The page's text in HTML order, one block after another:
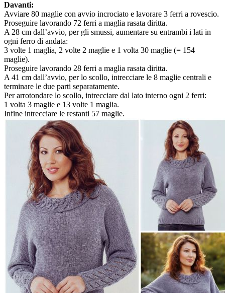
Davanti:
Avviare 80 maglie con avvio incrociato e lavorare 3 ferri a rovescio.
Proseguire lavorando 72 ferri a maglia rasata diritta.
A 28 cm dall’avvio, per gli smussi, aumentare su entrambi i lati in
ogni ferro di andata:
3 volte 1 maglia, 2 volte 2 maglie e 1 volta 30 maglie (= 154
maglie).
Proseguire lavorando 28 ferri a maglia rasata diritta.
A 41 cm dall’avvio, per lo scollo, intrecciare le 8 maglie centrali e
terminare le due parti separatamente.
Per arrotondare lo scollo, intrecciare dal lato interno ogni 2 ferri:
1 volta 3 maglie e 13 volte 1 maglia.
Infine intrecciare le restanti 57 maglie.